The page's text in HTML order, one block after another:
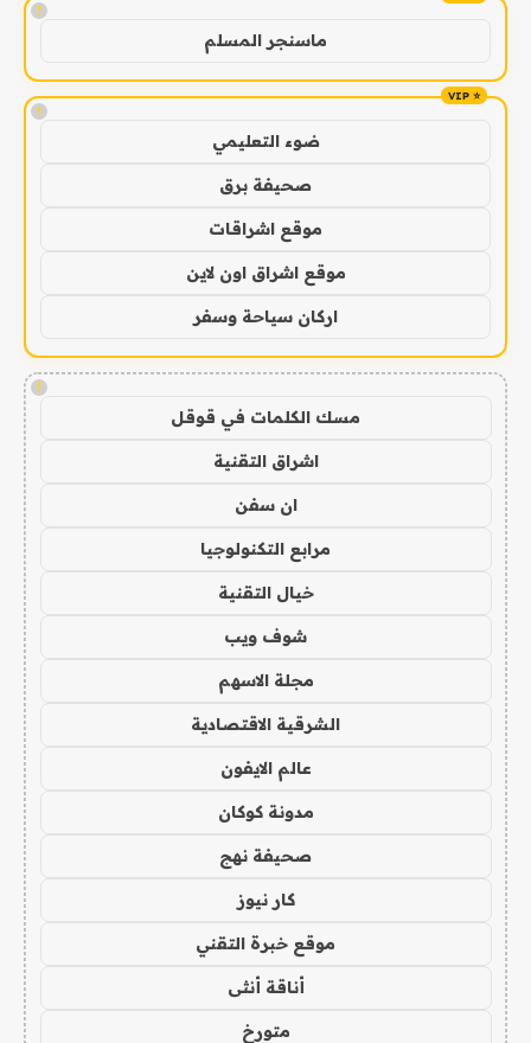
!
ماسنجر المسلم
!
ضوء التعليمي
صحيفة برق
موقع اشراقات
موقع اشراق اون لاين
اركان سياحة وسفر
!
مسك الكلمات في قوقل
اشراق التقنية
ان سفن
مرابع التكنولوجيا
خيال التقنية
شوف ويب
مجلة الاسهم
الشرقية الاقتصادية
عالم الايفون
مدونة كوكان
صحيفة نهج
كار نيوز
موقع خبرة التقني
أناقة أنثى
متورخ